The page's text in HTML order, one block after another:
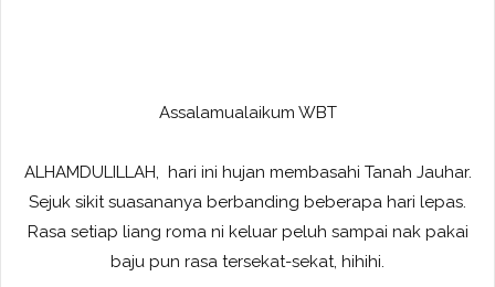
Assalamualaikum WBT
ALHAMDULILLAH, hari ini hujan membasahi Tanah Jauhar.
Sejuk sikit suasananya berbanding beberapa hari lepas.
Rasa setiap liang roma ni keluar peluh sampai nak pakai
baju pun rasa tersekat-sekat, hihihi.